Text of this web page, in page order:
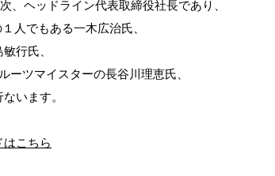
、ヘッドライン代表取締役社長であり、
人でもある一木広治氏、
行氏、
ーツマイスターの長谷川理恵氏、
います。
こちら